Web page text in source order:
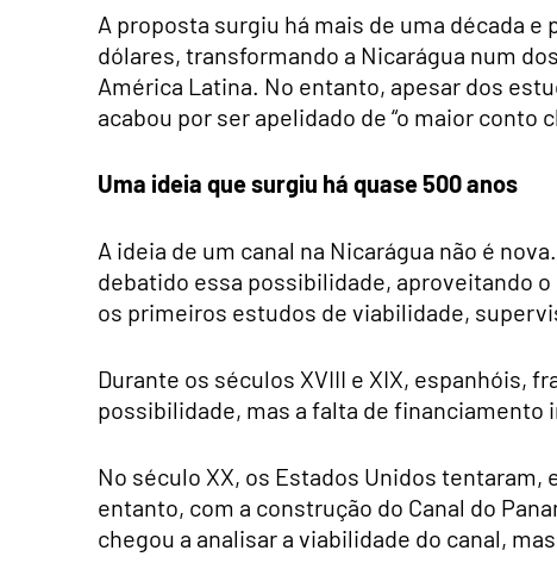
A proposta surgiu há mais de uma década
dólares, transformando a Nicarágua num
América Latina. No entanto, apesar dos
acabou por ser apelidado de “o maior conto
Uma ideia que surgiu há quase 500 anos
A ideia de um canal na Nicarágua não é
debatido essa possibilidade, aproveitando o
os primeiros estudos de viabilidade,
Durante os séculos XVIII e XIX, espanhóis,
possibilidade, mas a falta de financiamento
No século XX, os Estados Unidos
entanto, com a construção do Canal do
chegou a analisar a viabilidade do canal,